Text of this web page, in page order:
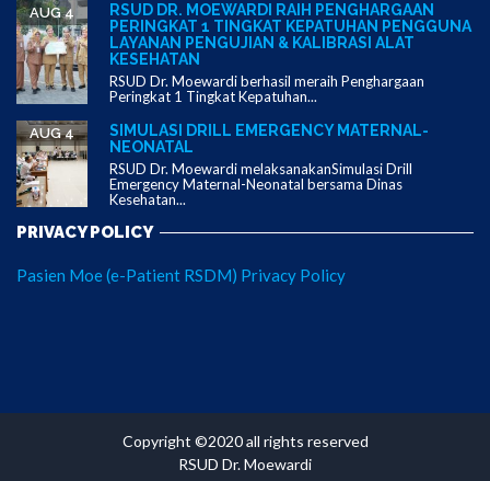
RSUD DR. MOEWARDI RAIH PENGHARGAAN
PERINGKAT 1 TINGKAT KEPATUHAN PENGGUNA
LAYANAN PENGUJIAN & KALIBRASI ALAT
KESEHATAN
AUG 4
RSUD Dr. Moewardi berhasil meraih Penghargaan
Peringkat 1 Tingkat Kepatuhan...
SIMULASI DRILL EMERGENCY MATERNAL-
NEONATAL
AUG 4
RSUD Dr. Moewardi melaksanakanSimulasi Drill
Emergency Maternal-Neonatal bersama Dinas
Kesehatan...
PRIVACY POLICY
Pasien Moe (e-Patient RSDM) Privacy Policy
Copyright ©2020 all rights reserved
RSUD Dr. Moewardi